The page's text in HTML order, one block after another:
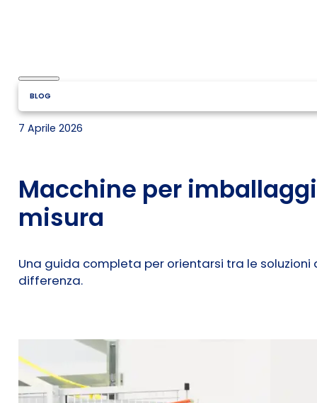
BLOG
7 Aprile 2026
Macchine per
misura
Una guida completa per orientarsi tra le
differenza.